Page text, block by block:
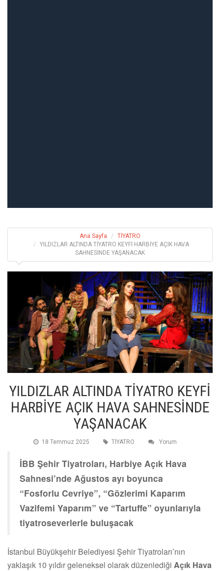
Ana Sayfa
TİYATRO
YILDIZLAR ALTINDA TİYATRO KEYFİ HARBİYE AÇIK HAVA
SAHNESİNDE YAŞANACAK
YILDIZLAR ALTINDA TİYATRO KEYFİ
HARBİYE AÇIK HAVA SAHNESİNDE
YAŞANACAK
18 Temmuz 2025 TİYATRO Yorum
İBB Şehir Tiyatroları, Harbiye Açık Hava
Sahnesi’nde Ağustos ayı boyunca
“Fosforlu Cevriye”, “Gözlerimi Kaparım
Vazifemi Yaparım” ve “Tartuffe” oyunlarıyla
tiyatroseverlerle buluşacak
İstanbul Büyükşehir Belediyesi Şehir Tiyatroları’nın
yaklaşık 10 yıldır geleneksel olarak düzenlediği Açık Hava